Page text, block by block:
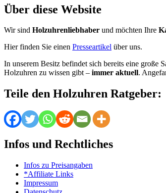
Über diese Website
Wir sind Holzuhrenliebhaber und möchten Ihre
Hier finden Sie einen Presseartikel über uns.
In unserem Besitz befindet sich bereits eine
Holzuhren zu wissen gibt – immer aktuell.
Teile den Holzuhren Ratgeber:
Infos und Rechtliches
Infos zu Preisangaben
*Affiliate Links
Impressum